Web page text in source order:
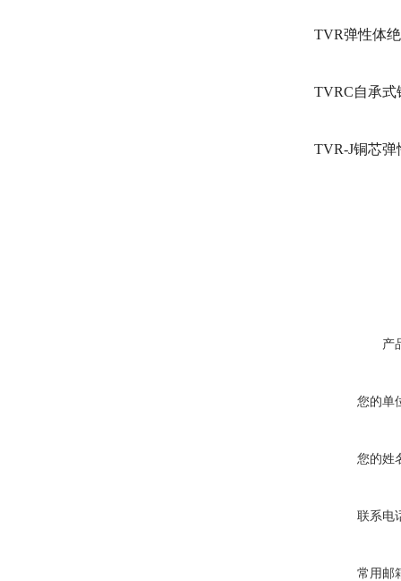
TVR弹性体
TVRC自承式
TVR-J铜芯
产
您的单
您的姓
联系电
常用邮